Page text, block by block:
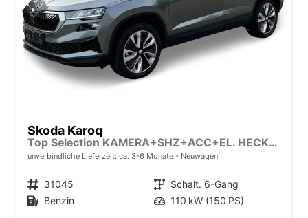
Skoda Karoq
Top Selection KAMERA+SHZ+ACC+EL. HECKKL.+17" ALU+KESSY
unverbindliche Lieferzeit: ca. 3-6 Monate Neuwagen
Fahrzeugnr. 31045 Getriebe Schalt. 6-Gang
Kraftstoff Benzin Leistung 110 kW (150 PS)